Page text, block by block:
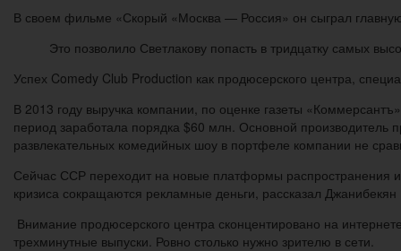
В своем фильме «Скорый «Москва — Россия» он сыграл
Это позволило Светлакову попасть в тридцатку самых
Успех Comedy Club Production как продюсерского центра,
В 2013 году выручка компании, по оценке газеты
период заработала порядка $60 млн. Основной
развлекательных комедийных шоу в портфеле компании не
Сейчас ССР переходит на новые платформы распространения
кризиса сокращаются рекламные деньги, рассказал
Внимание продюсерского центра сконцентировано на
трехминутные выпуски. Ровно столько нужно зрителю в сети.